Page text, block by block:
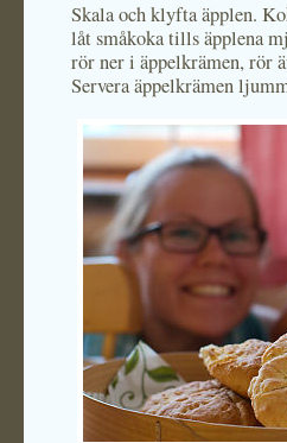
Skala och klyfta äpplen.
låt småkoka tills äpplena
rör ner i äppelkrämen, rör
Servera äppelkrämen